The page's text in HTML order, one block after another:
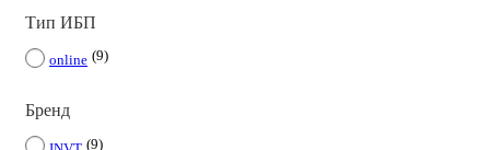
Тип ИБП
online 9
Бренд
9